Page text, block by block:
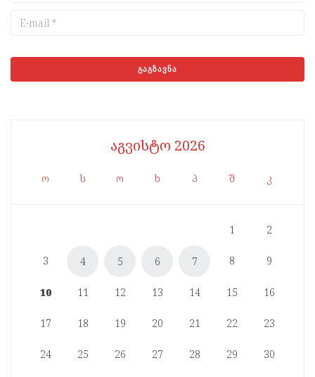
აგვისტო 2026
ო ს ო ხ პ შ კ
1 2
3 4 5 6 7 8 9
10 11 12 13 14 15 16
17 18 19 20 21 22 23
24 25 26 27 28 29 30